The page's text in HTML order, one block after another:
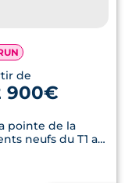
de
900€
pointe de la
neufs du T1 au
incluant
sol, le tout dans